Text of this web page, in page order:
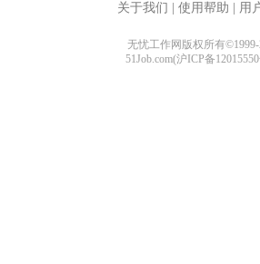
关于我们 使用帮助 用
无忧工作网版权所有©1999-
51Job.com(沪ICP备